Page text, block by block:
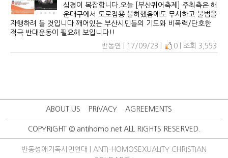
심경이 복잡합니다.오늘 [부산퀴어축제] 주최측은 해
운대구에서 도로점용 불허했음에도 무시하고 불법을
자행하려 들 것입니다.깨어있는 부산시민들의 기도와 비폭력/단호한
적극 반대운동이 필요해 보입니다!!
반동연 | 17/09/23 |
0 | 조회 3,553
ABOUT US PRIVACY AGREEMENTS
COPYRIGHT © antihomo.net ALL RIGHTS RESERVED.
반동성애기독시민연대 | ANTI-HOMOSEXUALITY CHRISTIAN